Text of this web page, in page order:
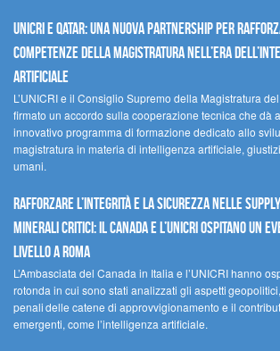
UNICRI e Qatar: una nuova partnership per
competenze della magistratura nell’era
artificiale
L’UNICRI e il Consiglio Supremo della Magistratura
firmato un accordo sulla cooperazione tecnica che dà
innovativo programma di formazione dedicato allo
magistratura in materia di intelligenza artificiale,
umani.
Rafforzare l’integrità e la sicurezza nelle supply
minerali critici: il Canada e l’UNICRI ospitano un
livello a Roma
L’Ambasciata del Canada in Italia e l’UNICRI hanno
rotonda in cui sono stati analizzati gli aspetti
penali delle catene di approvvigionamento e il
emergenti, come l’intelligenza artificiale.